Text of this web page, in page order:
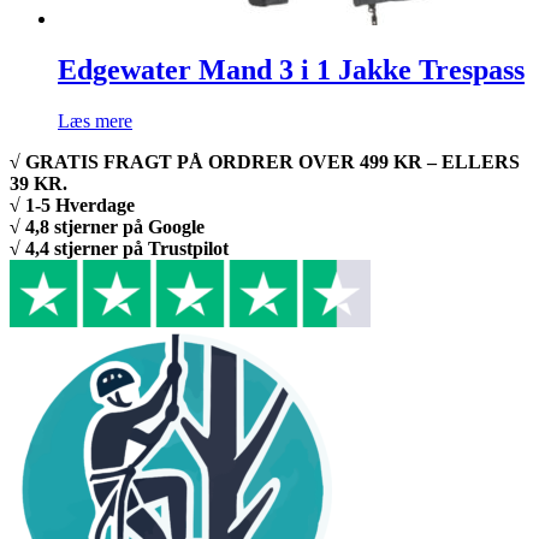
Edgewater Mand 3 i 1 Jakke Trespass
Læs mere
√ GRATIS FRAGT PÅ ORDRER OVER 499 KR – ELLERS
39 KR.
√ 1-5 Hverdage
√ 4,8 stjerner på Google
√ 4,4 stjerner på Trustpilot